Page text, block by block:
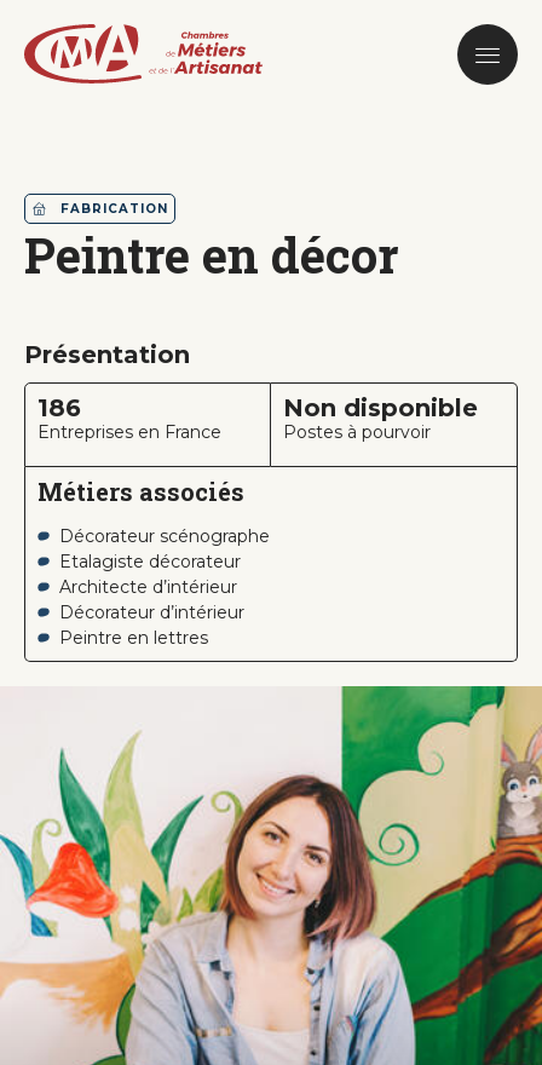
contenu
principal
FABRICATION
Peintre en décor
Présentation
186
Entreprises en France
Non disponible
Postes à pourvoir
Métiers associés
Décorateur scénographe
Etalagiste décorateur
Architecte d’intérieur
Décorateur d’intérieur
Peintre en lettres